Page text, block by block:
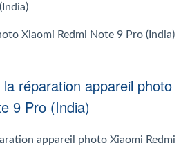
Xiaomi Redmi Note 9 Pro (India)
réparation appareil photo
9 Pro (India)
appareil photo Xiaomi Redmi